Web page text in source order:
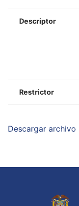
Descriptor
Restrictor
Descargar archivo